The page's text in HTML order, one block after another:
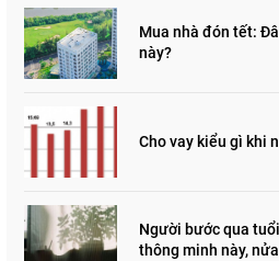
Mua nhà đón tết:
này?
Cho vay kiểu gì khi
Người bước qua
thông minh này,